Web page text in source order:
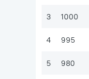
3
1000
4 995
5
980